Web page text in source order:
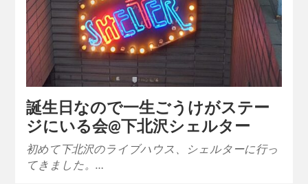
誕生日なので一生ごうけがステー
ジにいる会@下北沢シェルター
初めて下北沢のライブハウス、シェルターに行っ
てきました。…